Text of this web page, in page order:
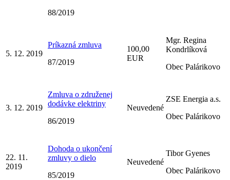
88/2019
5. 12. 2019
Príkazná zmluva
87/2019
100,00
EUR
Mgr. Regina
Kondrlíková
Obec Palárikovo
3. 12. 2019
Zmluva o združenej
dodávke elektriny
86/2019
Neuvedené
ZSE Energia a.s.
Obec Palárikovo
22. 11.
2019
Dohoda o ukončení
zmluvy o dielo
85/2019
Neuvedené
Tibor Gyenes
Obec Palárikovo